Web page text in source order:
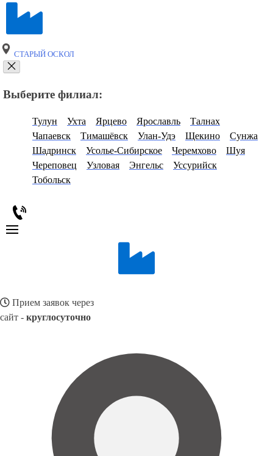
СТАРЫЙ ОСКОЛ
Выберите филиал:
Тулун Ухта Ярцево Ярославль
Талнах
Чапаевск
Тимашёвск Улан-Удэ Щекино
Сунжа
Шадринск
Усолье-Сибирское Черемхово
Шуя
Череповец
Узловая Энгельс
Уссурийск
Тобольск
Прием заявок через
сайт - круглосуточно